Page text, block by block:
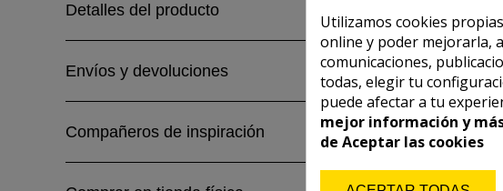
Detalles del producto
Envíos y devoluciones
Compañeros de inspiración
Utilizamos cookies
online y poder mejorarla,
comunicaciones,
todas, elegir tu
puede afectar a tu
mejor información y
de Aceptar las cookies